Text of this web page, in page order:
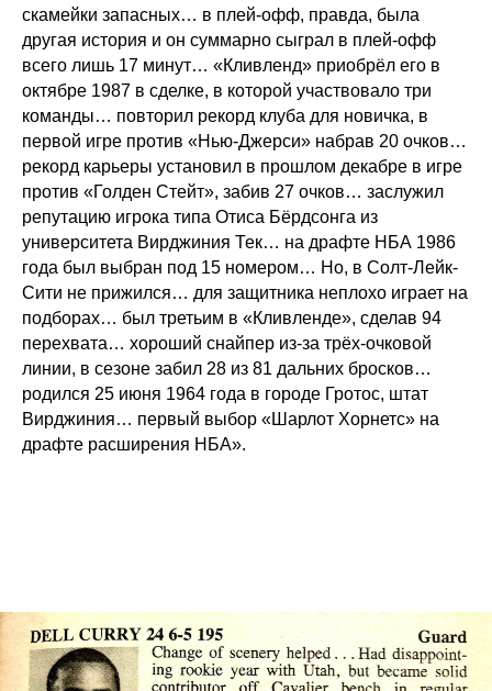
скамейки запасных… в плей-офф, правда, была
другая история и он суммарно сыграл в плей-офф
всего лишь 17 минут… «Кливленд» приобрёл его в
октябре 1987 в сделке, в которой участвовало три
команды… повторил рекорд клуба для новичка, в
первой игре против «Нью-Джерси» набрав 20 очков…
рекорд карьеры установил в прошлом декабре в игре
против «Голден Стейт», забив 27 очков… заслужил
репутацию игрока типа Отиса Бёрдсонга из
университета Вирджиния Тек… на драфте НБА 1986
года был выбран под 15 номером… Но, в Солт-Лейк-
Сити не прижился… для защитника неплохо играет на
подборах… был третьим в «Кливленде», сделав 94
перехвата… хороший снайпер из-за трёх-очковой
линии, в сезоне забил 28 из 81 дальних бросков…
родился 25 июня 1964 года в городе Гротос, штат
Вирджиния… первый выбор «Шарлот Хорнетс» на
драфте расширения НБА».